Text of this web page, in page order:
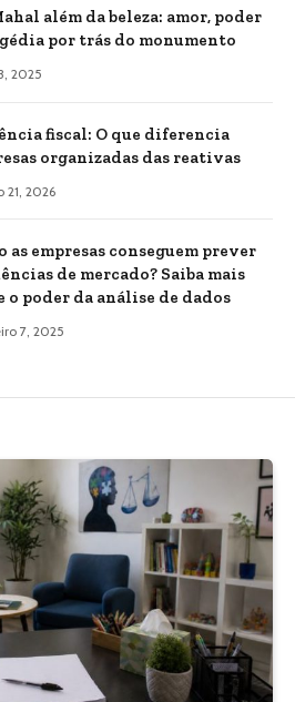
além da beleza: amor, poder
por trás do monumento
2025
fiscal: O que diferencia
organizadas das reativas
21, 2026
as empresas conseguem prever
de mercado? Saiba mais
o poder da análise de dados
7, 2025